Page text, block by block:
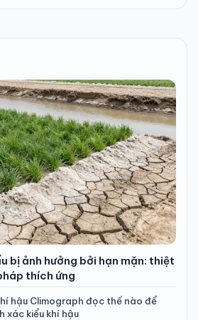
bị ảnh hưởng bởi hạn mặn: thiệt
thích ứng
hậu Climograph đọc thế nào để
xác kiểu khí hậu